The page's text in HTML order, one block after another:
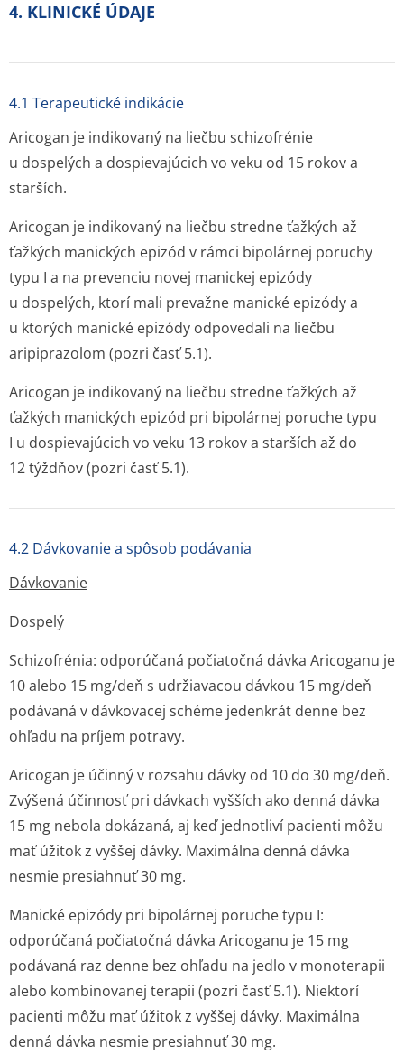
4. KLINICKÉ ÚDAJE
4.1 Terapeutické indikácie
Aricogan je indikovaný na liečbu schizofrénie
u dospelých a dospievajúcich vo veku od 15 rokov a
starších.
Aricogan je indikovaný na liečbu stredne ťažkých až
ťažkých manických epizód v rámci bipolárnej poruchy
typu I a na prevenciu novej manickej epizódy
u dospelých, ktorí mali prevažne manické epizódy a
u ktorých manické epizódy odpovedali na liečbu
aripiprazolom (pozri časť 5.1).
Aricogan je indikovaný na liečbu stredne ťažkých až
ťažkých manických epizód pri bipolárnej poruche typu
I u dospievajúcich vo veku 13 rokov a starších až do
12 týždňov (pozri časť 5.1).
4.2 Dávkovanie a spôsob podávania
Dávkovanie
Dospelý
Schizofrénia: odporúčaná počiatočná dávka Aricoganu je
10 alebo 15 mg/deň s udržiavacou dávkou 15 mg/deň
podávaná v dávkovacej schéme jedenkrát denne bez
ohľadu na príjem potravy.
Aricogan je účinný v rozsahu dávky od 10 do 30 mg/deň.
Zvýšená účinnosť pri dávkach vyšších ako denná dávka
15 mg nebola dokázaná, aj keď jednotliví pacienti môžu
mať úžitok z vyššej dávky. Maximálna denná dávka
nesmie presiahnuť 30 mg.
Manické epizódy pri bipolárnej poruche typu I:
odporúčaná počiatočná dávka Aricoganu je 15 mg
podávaná raz denne bez ohľadu na jedlo v monoterapii
alebo kombinovanej terapii (pozri časť 5.1). Niektorí
pacienti môžu mať úžitok z vyššej dávky. Maximálna
denná dávka nesmie presiahnuť 30 mg.